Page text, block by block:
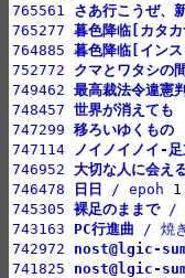
765561 さあ行こうぜ、
765277 暮色降临[カタカ
764885 暮色降临[インス
752772 クマとワタシの
749462 最高裁法令違憲
748457 世界が消えても
747299 移ろいゆくもの
747114
ノイノイノイ-
746952 大切な人に会え
746478
日日 / epoh
745305 裸足のままで /
743163 PC行進曲 / 焼
742972 nost@lgic-
741825 nost@lgic-